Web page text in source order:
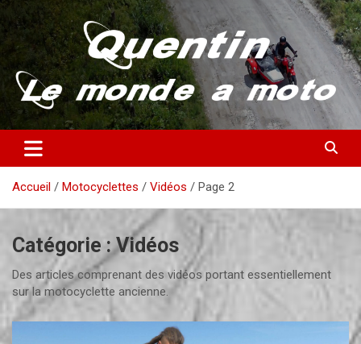
Aller
au
contenu
Quentin – Le monde à moto
Partez à la découverte du monde en vieille bécane
Accueil Motocyclettes Vidéos Page 2
Catégorie :Vidéos
Des articles comprenant des vidéos portant essentiellement
sur la motocyclette ancienne.